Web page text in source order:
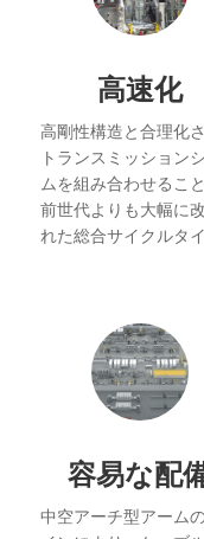
高速化
高剛性構造と合理化
トランスミッション
ムを組み合わせること
前世代よりも大幅に
れた総合サイクルタ
た。.
容易な配
中空アーチ型アーム